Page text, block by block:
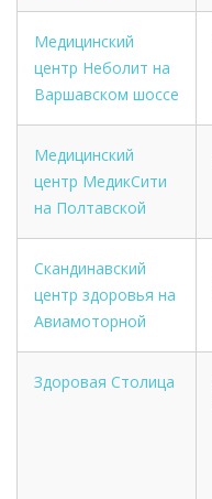
Медицинский
центр Неболит на
Варшавском шоссе
Медицинский
центр МедикСити
на Полтавской
Скандинавский
центр здоровья на
Авиамоторной
Здоровая Столица